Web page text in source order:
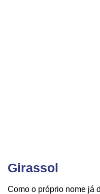
Girassol
Como o próprio nome já